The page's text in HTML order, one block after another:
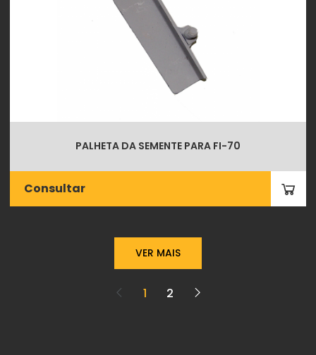
PALHETA DA SEMENTE PARA FI-70
Consultar
VER MAIS
1 2